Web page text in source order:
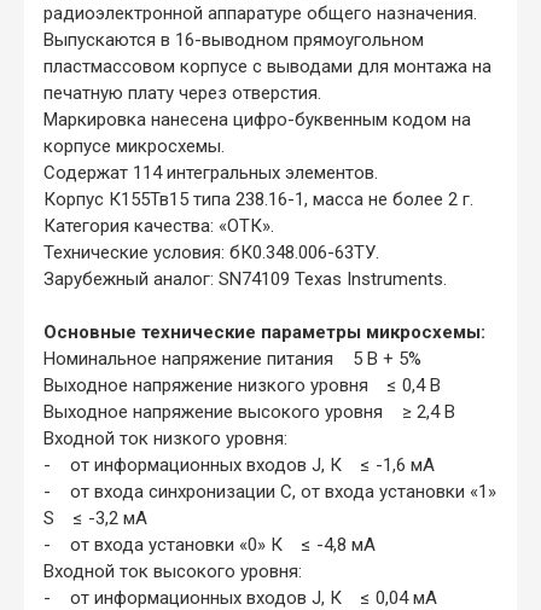
радиоэлектронной аппаратуре общего назначения.
Выпускаются в 16-выводном прямоугольном
пластмассовом корпусе с выводами для монтажа на
печатную плату через отверстия.
Маркировка нанесена цифро-буквенным кодом на
корпусе микросхемы.
Содержат 114 интегральных элементов.
Корпус К155Тв15 типа 238.16-1, масса не более 2 г.
Категория качества: «ОТК».
Технические условия: бК0.348.006-63ТУ.
Зарубежный аналог: SN74109 Texas Instruments.
Основные технические параметры микросхемы:
Номинальное напряжение питания 5 В + 5%
Выходное напряжение низкого уровня ≤ 0,4 В
Выходное напряжение высокого уровня ≥ 2,4 В
Входной ток низкого уровня:
- от информационных входов J, К ≤ -1,6 мА
- от входа синхронизации С, от входа установки «1»
S ≤ -3,2 мА
- от входа установки «0» К ≤ -4,8 мА
Входной ток высокого уровня:
- от информационных входов J, К ≤ 0,04 мА